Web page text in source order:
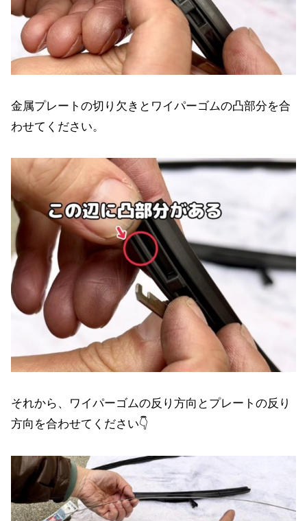
金属プレートの切り欠きとワイパーゴムの凸部分を合
わせてください。
それから、ワイパーゴムの反り方向とプレートの反り
方向を合わせてください👇